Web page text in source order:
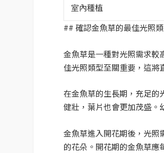
室內種植
## 確認金魚草的最佳光照
金魚草是一種對光照需求較
佳光照類型至關重要，這將
在金魚草的生長期，充足的
健壯，葉片也會更加茂盛。
金魚草進入開花期後，光照
的花朵。開花期的金魚草應